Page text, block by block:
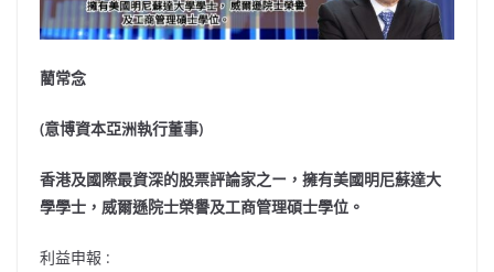
藺常念
(意博資本亞洲執行董事)
香港及國際最資深的股票評論家之ー，擁有美國明尼蘇達大
學學士，威爾遜院士榮譽及工商管理碩士學位。
利益申報 :